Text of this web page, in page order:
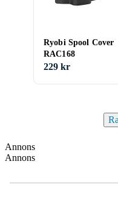
Ryobi Spool Cover
RAC168
229 kr
Annons
Annons